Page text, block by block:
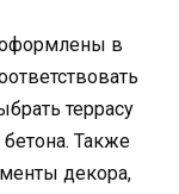
оформлены в
террасу
Также
декора,